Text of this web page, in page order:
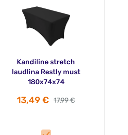
Kandiline stretch
laudlina Restly must
180x74x74
13,49 € 17,99 €